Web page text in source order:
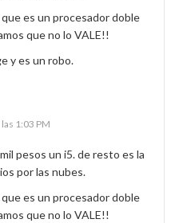
es un procesador doble
que no lo VALE!!
y es un robo.
1:03 PM
pesos un i5. de resto es la
por las nubes.
es un procesador doble
que no lo VALE!!